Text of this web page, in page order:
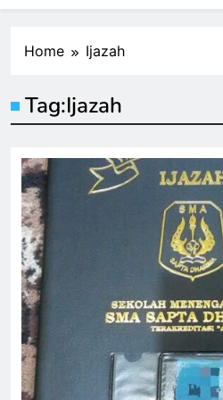
Home Ijazah
Tag:Ijazah